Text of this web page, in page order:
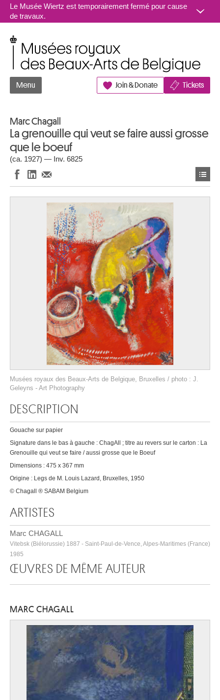
Aller au contenu
Le Musée Wiertz est temporairement fermé pour cause
de travaux.
Menu Join & Donate Tickets
Marc Chagall
La grenouille qui veut se faire aussi grosse
que le boeuf
(ca. 1927) — Inv. 6825
Musées royaux des Beaux-Arts de Belgique, Bruxelles / photo : J.
Geleyns - Art Photography
DESCRIPTION
Gouache sur papier
Signature dans le bas à gauche : ChagAll ; titre au revers sur le carton : La
Grenouille qui veut se faire / aussi grosse que le Boeuf
Dimensions : 475 x 367 mm
Origine : Legs de M. Louis Lazard, Bruxelles, 1950
© Chagall ® SABAM Belgium
ARTISTES
Marc CHAGALL
Vitebsk (Biélorussie) 1887 - Saint-Paul-de-Vence, Alpes-Maritimes (France)
1985
ŒUVRES DE MÊME AUTEUR
MARC CHAGALL